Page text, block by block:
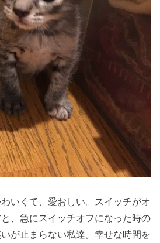
いくて、愛おしい。スイッチがオ
、急にスイッチオフになった時の
が止まらない私達。幸せな時間を